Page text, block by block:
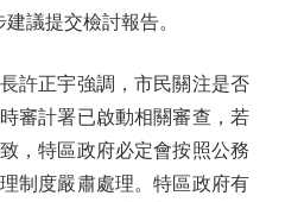
議提交檢討報告。
正宇強調，市民關注是否
審計署已啟動相關審查，若
，特區政府必定會按照公務
制度嚴肅處理。特區政府有